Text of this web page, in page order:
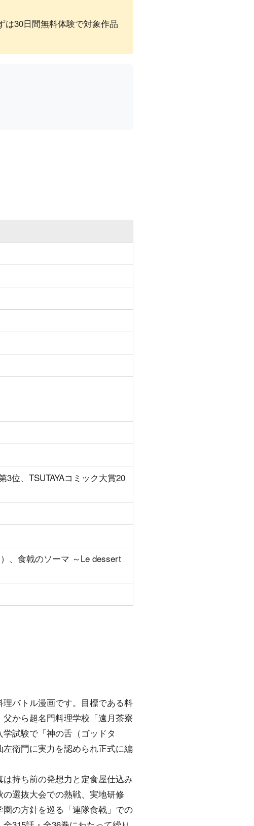
は30日間無料体験で対象作品
位、TSUTAYAコミック大賞20
、食戟のソーマ ～Le dessert
バトル漫画です。目標である料
から超名門料理学校「遠月茶寮
試験で「神の舌（ゴッドタ
衛門に実力を認められ正式に編
持ち前の発想力と定食屋仕込み
選抜大会での熱戦、実地研修
の方針を巡る「連隊食戟」での